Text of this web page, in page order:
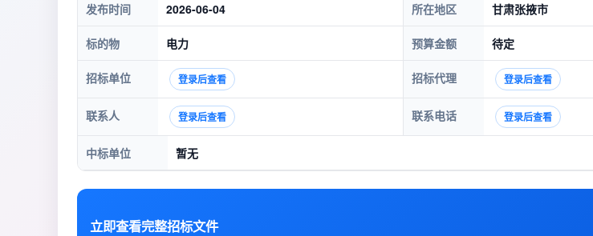
发布时间 2026-06-04 所在地区 甘肃张掖市
标的物 电力 预算金额 待定
招标单位 登录后查看 招标代理 登录后查看
联系人 登录后查看 联系电话 登录后查看
中标单位 暂无
立即查看完整招标文件